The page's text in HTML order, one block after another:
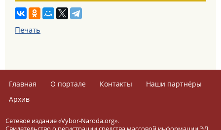
Печать
Главная О портале Контакты
Наши партнёры
Архив
Сетевое издание «Vybor-Naroda.org».